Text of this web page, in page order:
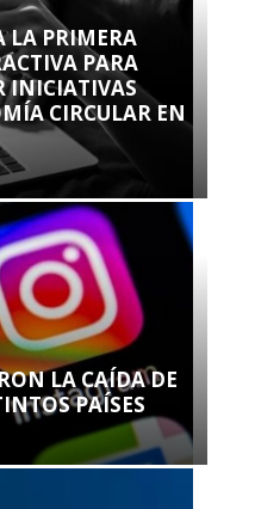
LA PRIMERA
PARA
INICIATIVAS
CIRCULAR EN
LA CAÍDA DE
PAÍSES